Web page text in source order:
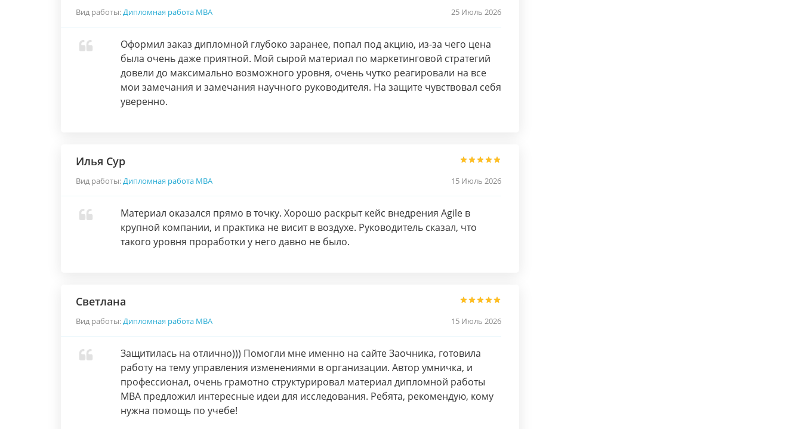
Вид работы:Дипломная работа МВА 25 Июль 2026
Оформил заказ дипломной глубоко заранее, попал под акцию, из-за чего цена
была очень даже приятной. Мой сырой материал по маркетинговой стратегий
довели до максимально возможного уровня, очень чутко реагировали на все
мои замечания и замечания научного руководителя. На защите чувствовал себя
уверенно.
Илья Сур
Вид работы:Дипломная работа МВА 15 Июль 2026
Материал оказался прямо в точку. Хорошо раскрыт кейс внедрения Agile в
крупной компании, и практика не висит в воздухе. Руководитель сказал, что
такого уровня проработки у него давно не было.
Светлана
Вид работы:Дипломная работа МВА 15 Июль 2026
Защитилась на отлично))) Помогли мне именно на сайте Заочника, готовила
работу на тему управления изменениями в организации. Автор умничка, и
профессионал, очень грамотно структурировал материал дипломной работы
MBA предложил интересные идеи для исследования. Ребята, рекомендую, кому
нужна помощь по учебе!